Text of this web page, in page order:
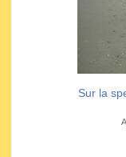
Sur la